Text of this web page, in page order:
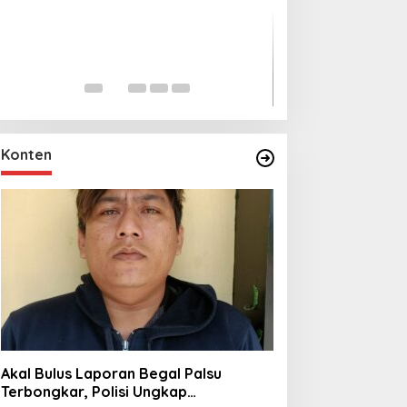
Konten
Akal Bulus Laporan Begal Palsu
Terbongkar, Polisi Ungkap